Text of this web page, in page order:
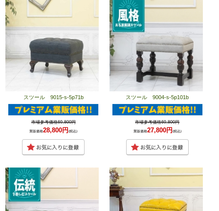
スツール 9015-s-5p71b
市場参考価格69,800円
業販価格28,800円(税込)
スツール 9004-s-5p101b
市場参考価格69,800円
業販価格27,800円 (税込)